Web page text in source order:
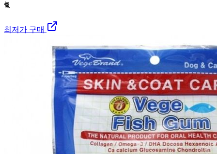
🐈
최저가 구매